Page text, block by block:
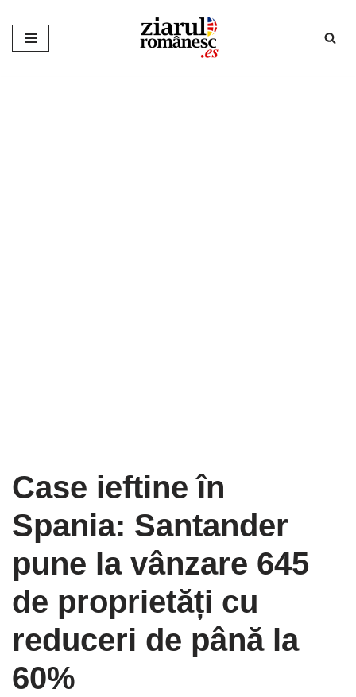
Sari
Case ieftine în
Spania: Santander
pune la vânzare 645
de proprietăți cu
reduceri de până la
60%